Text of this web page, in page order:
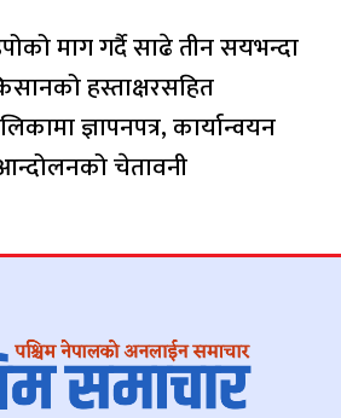
माग गर्दै साढे तीन सयभन्दा
हस्ताक्षरसहित
ज्ञापनपत्र, कार्यान्वयन
चेतावनी